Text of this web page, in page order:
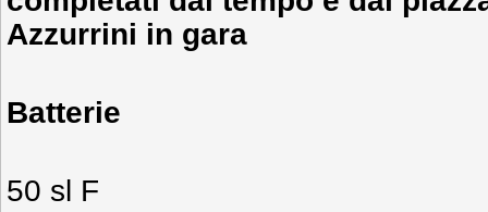
Azzurrini in gara
Batterie
50 sl F